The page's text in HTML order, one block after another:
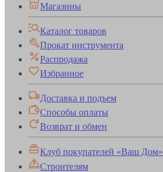
Магазины
Каталог товаров
Прокат инструмента
Распродажа
Избранное
Доставка и подъем
Способы оплаты
Возврат и обмен
Клуб покупателей «Ваш Дом»
Строителям